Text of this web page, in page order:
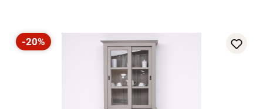
Rabatt
-20%